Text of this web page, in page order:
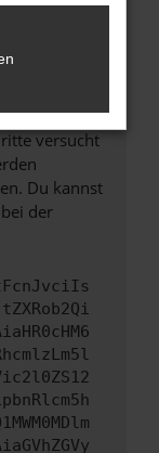
dazu
nicht mehr
versucht
Du kannst
der